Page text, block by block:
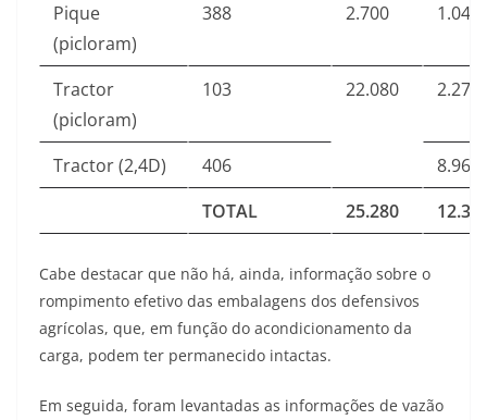
Pique
(picloram)
388 2.700 1.048
Tractor
(picloram)
103 22.080 2.274
Tractor (2,4D) 406
8.964
TOTAL
25.280
Cabe destacar que não há, ainda, informação sobre o
rompimento efetivo das embalagens dos defensivos
agrícolas, que, em função do acondicionamento da
carga, podem ter permanecido intactas.
Em seguida, foram levantadas as informações de vazão